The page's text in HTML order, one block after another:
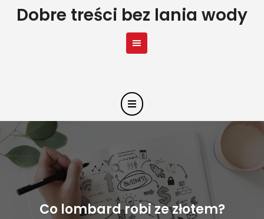
SkipDobre treści bez lania wody
Co lombard robi ze złotem?